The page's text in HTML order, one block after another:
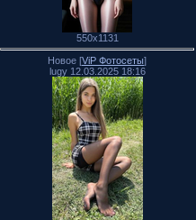
550x1131
Новое [ViP Фотосеты]
lugy 12.03.2025 18:16